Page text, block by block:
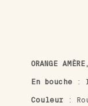
ORANGE
En bouche:
Couleur :